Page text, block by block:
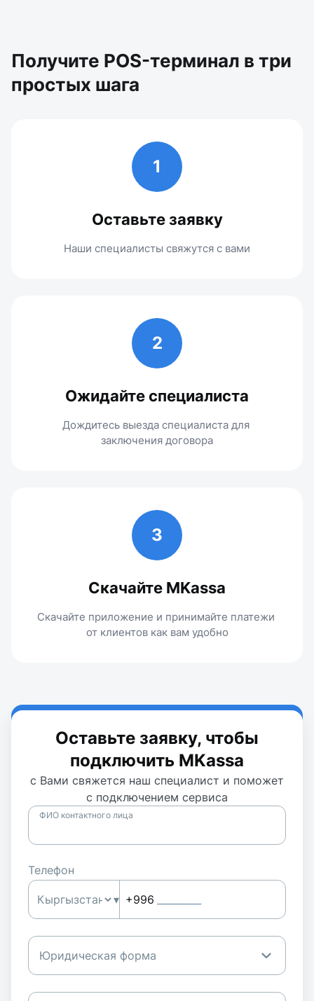
Получите POS-терминал в три
простых шага
1
Оставьте заявку
Наши специалисты свяжутся с вами
2
Ожидайте специалиста
Дождитесь выезда специалиста для
заключения договора
3
Скачайте MKassa
Скачайте приложение и принимайте платежи
от клиентов как вам удобно
Оставьте заявку, чтобы
подключить MKassa
с Вами свяжется наш специалист и поможет
с подключением сервиса
ФИО контактного лица
Телефон
▾ +996
Юридическая форма